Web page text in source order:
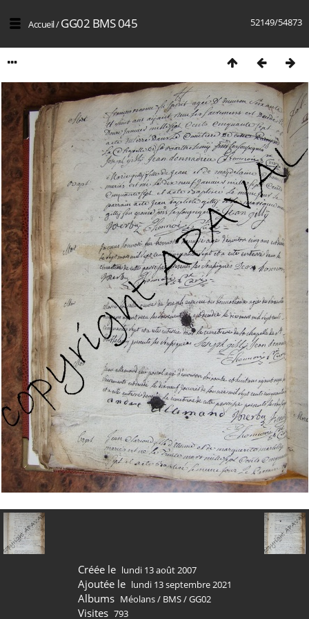
52149/54873
Accueil/GG02 BMS 045
Créée le lundi 13 août 2007
Ajoutée le lundi 13 septembre 2021
Albums Méolans/ BMS/GG02
Visites 793